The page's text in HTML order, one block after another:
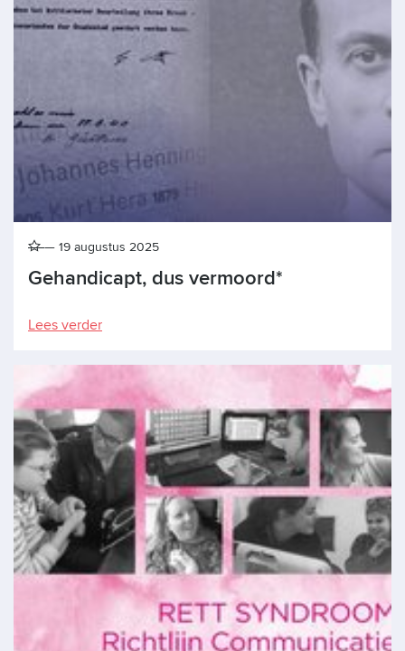
Gehandicapt, dus vermoord*
19 augustus 2025
Lees verder